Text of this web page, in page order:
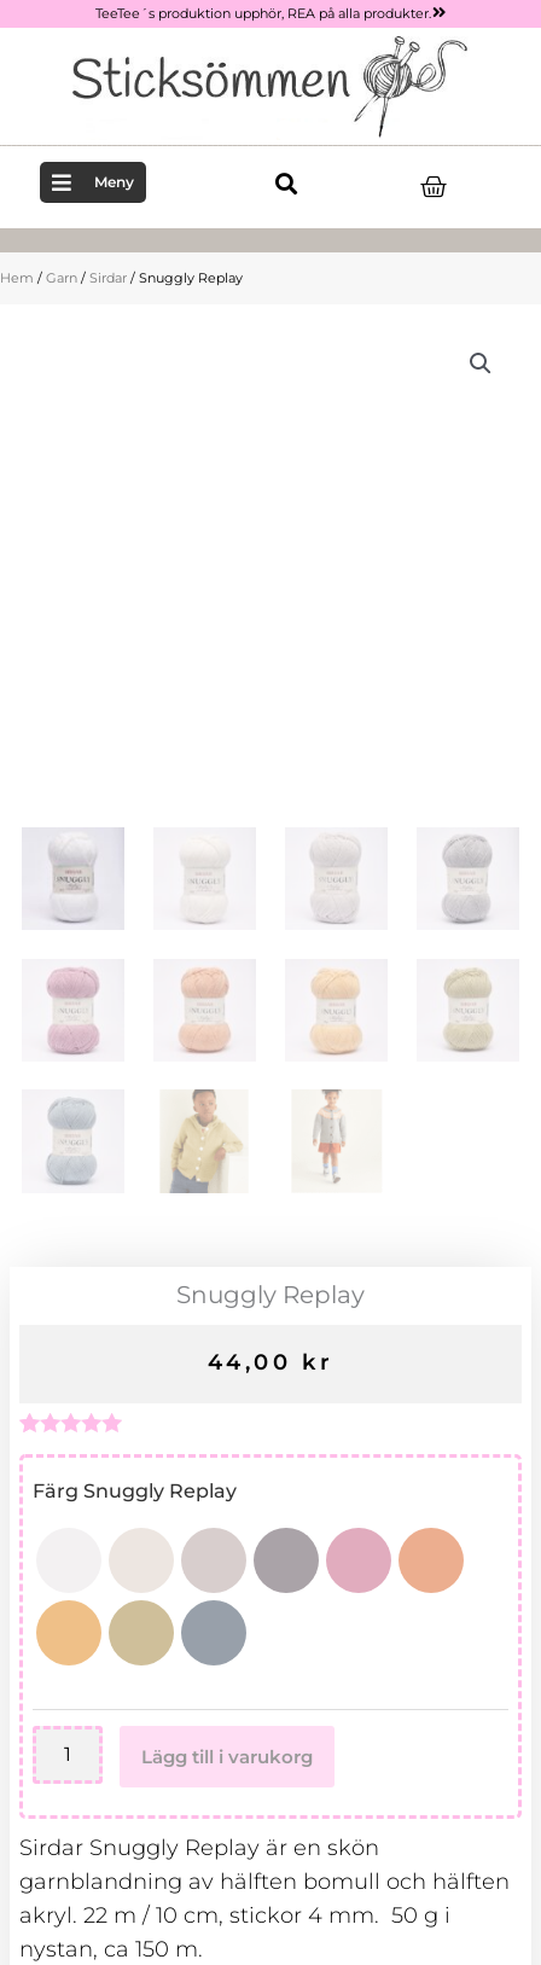
TeeTee´s produktion upphör, REA på alla produkter.
Meny
Hem / Garn / Sirdar / Snuggly Replay
Snuggly Replay
44,00 kr
Betygsatt
5.00
baserat på
1
kundrecension
Färg Snuggly Replay
Snuggly
Replay
Lägg till i varukorg
Sirdar Snuggly Replay är en skön
garnblandning av hälften bomull och hälften
akryl. 22 m / 10 cm, stickor 4 mm. 50 g i
nystan, ca 150 m.